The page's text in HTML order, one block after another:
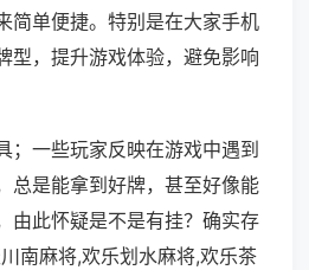
简单便捷。特别是在大家手机
型，提升游戏体验，避免影响
；一些玩家反映在游戏中遇到
总是能拿到好牌，甚至好像能
由此怀疑是不是有挂？确实存
南麻将,欢乐划水麻将,欢乐茶